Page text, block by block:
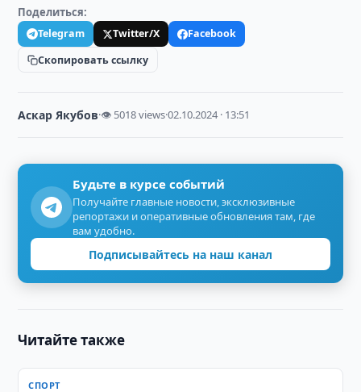
Поделиться:
Telegram Twitter/X
Facebook
Скопировать ссылку
Аскар Якубов·👁 5018 views·02.10.2024 · 13:51
Будьте в курсе событий
Получайте главные новости, эксклюзивные
репортажи и оперативные обновления там, где
вам удобно.
Подписывайтесь на наш канал
Читайте также
СПОРТ